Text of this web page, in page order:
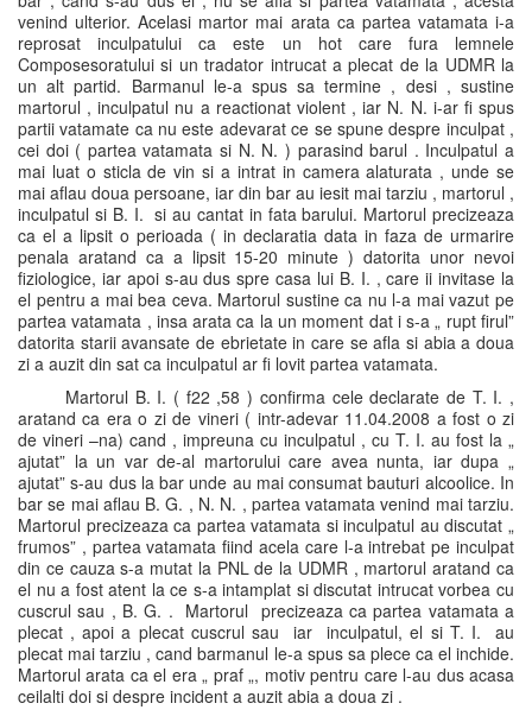
venind ulterior. Acelasi martor mai arata ca partea vatamata i-a
reprosat inculpatului ca este un hot care fura lemnele
Composesoratului si un tradator intrucat a plecat de la UDMR la
un alt partid. Barmanul le-a spus sa termine , desi , sustine
martorul , inculpatul nu a reactionat violent , iar N. N. i-ar fi spus
partii vatamate ca nu este adevarat ce se spune despre inculpat ,
cei doi ( partea vatamata si N. N. ) parasind barul . Inculpatul a
mai luat o sticla de vin si a intrat in camera alaturata , unde se
mai aflau doua persoane, iar din bar au iesit mai tarziu , martorul ,
inculpatul si B. I. si au cantat in fata barului. Martorul precizeaza
ca el a lipsit o perioada ( in declaratia data in faza de urmarire
penala aratand ca a lipsit 15-20 minute ) datorita unor nevoi
fiziologice, iar apoi s-au dus spre casa lui B. I. , care ii invitase la
el pentru a mai bea ceva. Martorul sustine ca nu l-a mai vazut pe
partea vatamata , insa arata ca la un moment dat i s-a „ rupt firul”
datorita starii avansate de ebrietate in care se afla si abia a doua
zi a auzit din sat ca inculpatul ar fi lovit partea vatamata.
Martorul B. I. ( f22 ,58 ) confirma cele declarate de T. I. ,
aratand ca era o zi de vineri ( intr-adevar 11.04.2008 a fost o zi
de vineri –na) cand , impreuna cu inculpatul , cu T. I. au fost la „
ajutat” la un var de-al martorului care avea nunta, iar dupa „
ajutat” s-au dus la bar unde au mai consumat bauturi alcoolice. In
bar se mai aflau B. G. , N. N. , partea vatamata venind mai tarziu.
Martorul precizeaza ca partea vatamata si inculpatul au discutat „
frumos” , partea vatamata fiind acela care l-a intrebat pe inculpat
din ce cauza s-a mutat la PNL de la UDMR , martorul aratand ca
el nu a fost atent la ce s-a intamplat si discutat intrucat vorbea cu
cuscrul sau , B. G. . Martorul precizeaza ca partea vatamata a
plecat , apoi a plecat cuscrul sau iar inculpatul, el si T. I. au
plecat mai tarziu , cand barmanul le-a spus sa plece ca el inchide.
Martorul arata ca el era „ praf „, motiv pentru care l-au dus acasa
ceilalti doi si despre incident a auzit abia a doua zi .